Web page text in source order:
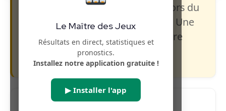
Le Maître des Jeux
Résultats en direct, statistiques et
pronostics.
Installez notre application gratuite !
▶ Installer l'app
s’élève à 17 millions €, à gagner lors du
tirage duVendredi 12 juin 2026
. Une
belle opportunité pour tenter votre